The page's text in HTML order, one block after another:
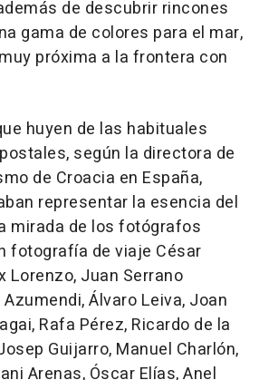
de descubrir rincones
gama de colores para el mar,
próxima a la frontera con
huyen de las habituales
según la directora de
de Croacia en España,
representar la esencia del
mirada de los fotógrafos
fotografía de viaje César
Lorenzo, Juan Serrano
Álvaro Leiva, Joan
Rafa Pérez, Ricardo de la
Guijarro, Manuel Charlón,
Arenas, Óscar Elías, Anel